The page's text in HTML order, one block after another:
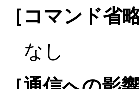
［コマンド省
なし